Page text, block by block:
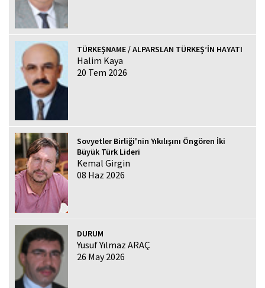
TÜRKEŞNAME / ALPARSLAN TÜRKEŞ’İN HAYATI
Halim Kaya
20 Tem 2026
Sovyetler Birliği'nin Yıkılışını Öngören İki
Büyük Türk Lideri
Kemal Girgin
08 Haz 2026
DURUM
Yusuf Yılmaz ARAÇ
26 May 2026